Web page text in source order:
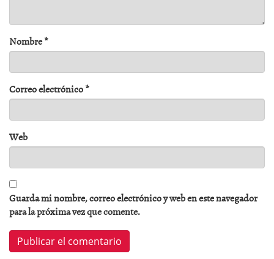
Nombre*
Correo electrónico*
Web
Guarda mi nombre, correo electrónico y web en este navegador
para la próxima vez que comente.